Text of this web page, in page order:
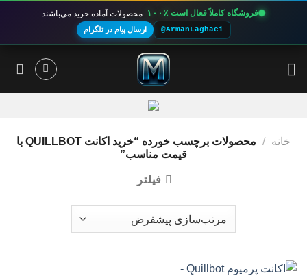
فروشگاه کاملاً فعال است ۱۰۰٪ محصولات آماده خرید می‌باشند
@ArmanLaghaei ارسال پیام در تلگرام
خانه /
محصولات برچسب خورده “خرید اکانت QUILLBOT با
قیمت مناسب”
فیلتر